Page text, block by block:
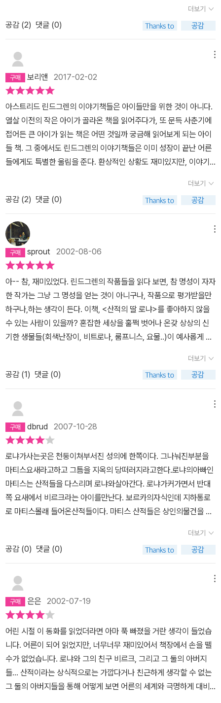
리아의 곰 공격을 목격한 로냐의 두려움..하지만 언제 싸우고 곰굴을
뛰쳐 나갔냐는 듯이 서로 화합하여 이끼를 모아 리아를 치료해주는
냐와 다르게 비르크의 부모는 한번도 찾지 않았다는게 참 신기할 정
도였다. 로냐는 여자라서 부모가 더 찾았던 것인가?/애가 타는 것은
마찬가지였을텐데 비르크의 쪽에서는 한번도 찾아오지 않았다는게
신기하면서도 아쉬움이었다.산적의 딸 로냐를 통해 신나는모험과 함
께 지혜로운 로냐와 비르크를 통해 더 건강한 생각을 하며 살수 있을
것이다.그리고 로냐 엄마를 통해 어머니는 참 지혜로운 사람임을 다
시 알게 되었고 건강한 생각을 하며 사는 부모 밑에는 늘 바른 아이가
커 가고 있다는 것 또한 새삼 느낀다.
적의 '딸'이 주인공으로 스스로의 정체성을 찾아나가는 과정은 얼마나
통쾌한지. 아직까지도 유명한 문학, 예술 작품에서 어린 소녀가 멋진
주인공으로 탄생하는 과정은 드물다. 미야자키 하야오 감독의 '원령
공주'와 '바람계곡의 나우시카' 정도? 린드그렌 할머니가 자신의 어린
상한 적이 있다던데 씩씩하고 활동적인 로냐야말로 작가의 분신으로
탄생한 것이 아닌가 싶다.2. 숲은 로냐와 비르크가 자신의 정체성을
찾아가는 입사식의 공간이다. 이들은 부모로부터 독립해 다른 곳이
아닌 숲에서 생활하며 스스로의 모습을 만들어가고 발견해간다. 물론
이 이야기의 입사식은 그 어떤 이야기에서보다 훨씬 주체적이고 흥미
진진하다. 아이들은 완전한 고립과 위험의 장소이면서도 한편 원초적
생명력의 근원지인 숲에서 정체성을 찾아간다.3. 린드그렌의 모든 작
품에서 그렇듯이 빼어난 묘사와 독특한 유머는 이 책이 지닌 또 하나
의 장점이다. 산적들의 캐릭터는 눈에 보이듯이 선연하고 그들의 말
아슬아슬하게 줄타기를 하게 만든다. 이 점은 무척 중요한데 그 까닭
은 '타고난' 로냐와 '다시 태어난' 로냐의 성격 차이, 즉 로냐의 입사식
과정과 그 의미를 부각시켜 주기 때문이다. 4. 작품 자체를 놓고 평가
할 때 당연 별 다섯 개를 주어야 마땅하다. 하지만 네 개만 주고 마는
이유는 보다 솔직하기 위해서다. 로냐의 입사식 과정은 올바르고(?)
흥미진진했지만 이미 입사식을 지나 성인인 나에게 어린 소녀의 자아
탐색 과정이 감동의 한계를 지닐 수밖에 없다는 점을 엄밀히 고백하
고 싶다.
더보기
공감 (2) 댓글 (0)
보리앤 2017-02-02
아스트리드 린드그렌의 이야기책들은 아이들만을 위한 것이 아니다.
열살 이전의 작은 아이가 골라온 책을 읽어주다가, 또 문득 사춘기에
접어든 큰 아이가 읽는 책은 어떤 것일까 궁금해 읽어보게 되는 아이
들 책. 그 중에서도 린드그렌의 이야기책들은 이미 성장이 끝난 어른
들에게도 특별한 울림을 준다. 환상적인 상황도 재미있지만, 이야기
코끝 찡하게 하는 순간들을 어쩌면 그렇게 마술처럼 그려내는 지...스
웨덴이라는 낯선 북유럽의 할머니가 들려주는 이야기가 한국의 마흔
살 넘은 아줌마를 울리다니... 그녀의 이야기 속에 어린 시절 내 모습
이 들어있다. 마음 속 깊이 묻어두어 잊고 있던 옛 기억과 상처들이 따
뜻한 햇살을 받으며 달달해지는 느낌이랄까... 가부장적인 사회와 가
족 구조를 살아온 여성이라면, 로냐의 용기에, 행동에 박수를 보내지
않을 수 없다. 어느 시대건 있어왔던 자유를 갈망하는 여성의 모습은
아름답다.린드그렌은 거기에 또한, 즐거운 이야기 읽기를 선사해 주
었다.
더보기
공감 (2) 댓글 (0)
sprout 2002-08-06
아-- 참, 재미있었다. 린드그렌의 작품들을 읽다 보면, 참 명성이 자자
한 작가는 그냥 그 명성을 얻는 것이 아니구나, 작품으로 평가받을만
하구나,하는 생각이 든다. 이책, <산적의 딸 로냐>를 좋아하지 않을
수 있는 사람이 있을까? 혼잡한 세상을 훌쩍 벗어나 온갖 상상의 신
기한 생물들(회색난장이, 비트로나, 룸프니스, 요물..)이 예사롭게 등
의 산적들, 게다가 로미오와 줄리엣인 양 원수의 집안의 자식들, 이 정
도만으로도 온갖 흥미로운 이야기가 넘친 것 같다. 그러나 그뿐일까?
절대!!숲을 사랑하는 숲의 아이 로냐와 비르크, 사려깊고 순수하고 마
음이 따뜻한 아이들의 모습이 책을 읽는 내내 얼마나 나를 흐뭇하게
해 주었는지 모른다. 어찌할 바 없는 원수의 집안이건만, 아이라고는
그들 단 둘 밖에 없는 환경에서 그들은 필연적으로 가까와진다. 게다
가 숲의 마음을 가진 아이들이라!두려움을 가지고는 가까이할 수 없
는 숲과, 험난하고 외딴 그들의 삶터인 요새에서 살아가는 그들은 서
로의 생명을 구해줄 만큼의 강인함을 지녔다. 그 강인함은 나중에 로
냐와 비르크가 도저히 받아들일 수 없는 어른들의 반목을 훌쩍 벗어
나, 숲에서의 생활을 택할 수 있게 하는 버팀목이기도 하다. 역시나 자
연의 아이들, 로냐와 비르크는 반목, 질시, 불화, 투쟁 이따위에 대해
부조리한 관계를 받아들이지 않는다. 사랑하는 아버지일지라도! 로냐
조리한 삶의 방식을 전면적으로 부정한다. 우리는 맹목적인 증오를
원치 않는다고.로냐가, 산적이 어떤 삶을 사는 사람들이라는 것을 처
음 알았을 때, 그 아이는 이렇게 묻는다. '그러면 자기들의 것을 빼앗
긴 사람들이 괴로와 하지 않나요?' 물론 그렇지! 라고 하자, 로냐는 자
기가 더이상 그런 삶을 받아들일 수 없음을 깨닫는다. 말할 수 없이 다
감하고도 사려깊고, 야생마처럼 자유롭고, 숲을 휘도는 폭포만큼 강
인한 아이, 로냐. 그 아이들을 따라다니며 들여다 보는 것이 너무나 즐
겁다. 두 산적 패거리는 아이들로 하여 자기들의 길을 튼다. 결투 끝에
더보기
공감 (1) 댓글 (0)
dbrud 2007-10-28
로냐가사는곳은 천둥이쳐부서진 성의에 한쪽이다. 그나눠진부분을
마티스요새라고하고 그틈을 지옥의 당떠러지라고한다.로냐의아빠인
마티스는 산적들을 다스리며 로냐와살아간다. 로냐가커가면서 반대
쪽 요새에서 비르크라는 아이를만난다. 보르카의자식인데 지하통로
로 마티스몰래 들어온산적들이다. 마티스 산적들은 상인의물건을 빼
다. 그래서 비르크에게 로냐가식량을 주기도한다.이렇게서로친하게
지냈다.하지만로냐는 아빠가하느는일을 몰랐다.그래서 남은 괴롭히
지말라고 한다 하지만 그러고 싶지않아한다.로냐가 이제 딸이아니라
고해서 비르크와 곰굴에서 살다 어려움을이겨내고다시 아빠에게 돌
되고로냐와마티스옆에있던말라깨이페르는죽고만다. 비르크와로냐
는 곰굴이 편하혀그곳에간다.그리;고 광부가되겠다는꿈을 키운다.로
냐는 여자여서 왕이될수없겠지만 남을괴롭히는게 나쁜것이라느느걸
알고있으니 그녀가 산적이된다면.....숲도평화로워지고일석이조일것
같은데그리고 싸우기보다는 비르크와로냐가 크길기다려 함께합쳐 부
강한 족을 만드는 길이 현명했을것 같다.
더보기
공감 (0) 댓글 (0)
은은 2002-07-19
어린 시절 이 동화를 읽었더라면 아마 푹 빠졌을 거란 생각이 들었습
니다. 어른이 되어 읽었지만, 너무너무 재미있어서 책장에서 손을 뗄
수가 없었습니다. 로냐와 그의 친구 비르크, 그리고 그 둘의 아버지
들... 산적이라는 상식적으로는 가깝다거나 친근하게 생각할 수 없는
그 둘의 아버지들을 통해 어떻게 보면 어른의 세계와 극명하게 대비